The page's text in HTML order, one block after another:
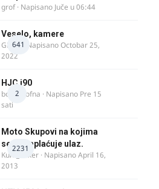
grof· Napisano Juče u 06:44
641
Veselo, kamere
GR 46· NapisanoOctobar 25,
2022
2
HJC i90
bobi_krofna · Napisano Pre 15
sati
2231
Moto Skupovi na kojima
se ne naplaćuje ulaz.
Kum_Mixer · NapisanoApril 16,
2013